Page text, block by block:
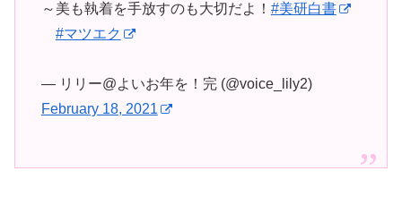
～美も執着を手放すのも大切だよ！ #美研白書
#マツエク
— リリー@よいお年を！完 (@voice_lily2)
February 18, 2021